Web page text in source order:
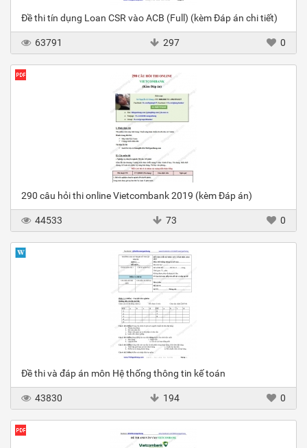
Đề thi tín dụng Loan CSR vào ACB (Full) (kèm Đáp án chi tiết)
63791 297 0
290 câu hỏi thi online Vietcombank 2019 (kèm Đáp án)
44533 73 0
Đề thi và đáp án môn Hệ thống thông tin kế toán
43830 194 0